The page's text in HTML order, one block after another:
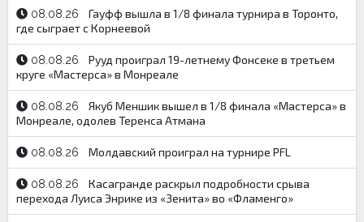
08.08.26
Гауфф вышла в 1/8 финала турнира в Торонто,
где сыграет с Корнеевой
08.08.26
Рууд проиграл 19-летнему Фонсеке в третьем
круге «Мастерса» в Монреале
08.08.26
Якуб Меншик вышел в 1/8 финала «Мастерса» в
Монреале, одолев Теренса Атмана
08.08.26 Молдавский проиграл на турнире PFL
08.08.26
Касагранде раскрыл подробности срыва
перехода Луиса Энрике из «Зенита» во «Фламенго»